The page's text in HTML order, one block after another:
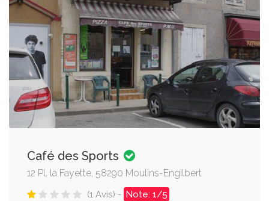
Café des Sports
12 Pl. la Fayette, 58290 Moulins-Engilbert
(1 Avis) - Note: 1/5